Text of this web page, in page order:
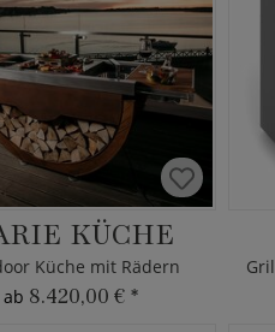
KÜCHE
Küche mit Rädern
ab 8.420,00 € *